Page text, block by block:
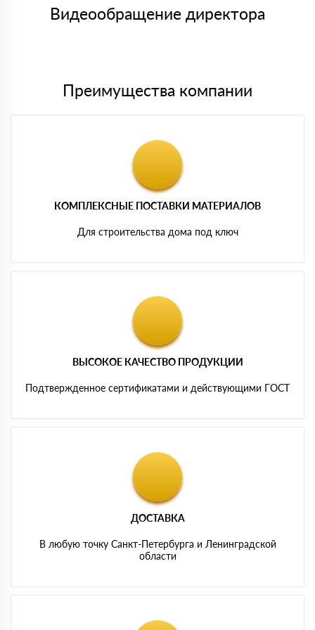
либо Вы забираете товар со склада самовывоза.
Видеообращение директора
Преимущества компании
КОМПЛЕКСНЫЕ ПОСТАВКИ МАТЕРИАЛОВ
Для строительства дома под ключ
ВЫСОКОЕ КАЧЕСТВО ПРОДУКЦИИ
Подтвержденное сертификатами и действующими ГОСТ
ДОСТАВКА
В любую точку Санкт-Петербурга и Ленинградской
области